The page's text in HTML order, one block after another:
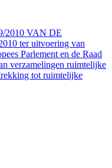
2010 VAN DE
ter uitvoering van
Parlement en de Raad
verzamelingen ruimtelijke
tot ruimtelijke